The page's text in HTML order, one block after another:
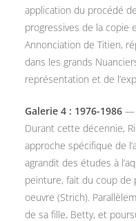
application du procédé
progressives de la copie
Annonciation de Titien,
dans les grands
représentation et de
Galerie 4 : 1976-1986 —
Durant cette décennie,
approche spécifique de
agrandit des études à
peinture, fait du coup de
oeuvre (Strich).
de sa fille, Betty, et